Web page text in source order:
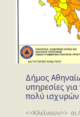
Δήμος
υπηρεσίες
πολύ
<<Κλείνουν>>